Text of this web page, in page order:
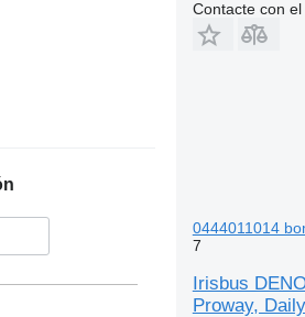
Contacte con
0444011014
7
Irisbus
Proway,